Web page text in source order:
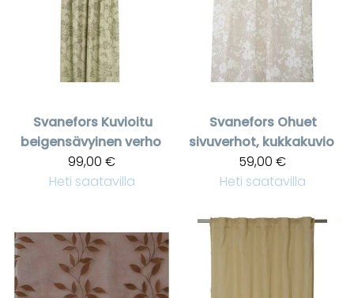
Svanefors Kuvioitu
beigensävyinen verho
99,00 €
Heti saatavilla
Svanefors Ohuet
sivuverhot, kukkakuvio
59,00 €
Heti saatavilla